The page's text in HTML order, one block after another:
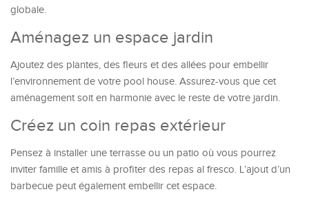
globale.
Aménagez un espace jardin
Ajoutez des plantes, des fleurs et des allées pour embellir
l’environnement de votre pool house. Assurez-vous que cet
aménagement soit en harmonie avec le reste de votre jardin.
Créez un coin repas extérieur
Pensez à installer une terrasse ou un patio où vous pourrez
inviter famille et amis à profiter des repas al fresco. L’ajout d’un
barbecue peut également embellir cet espace.